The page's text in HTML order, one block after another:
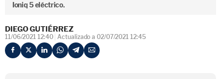
Ioniq 5 eléctrico.
DIEGO GUTIÉRREZ
11/06/2021 12:40 Actualizado a 02/07/2021 12:45